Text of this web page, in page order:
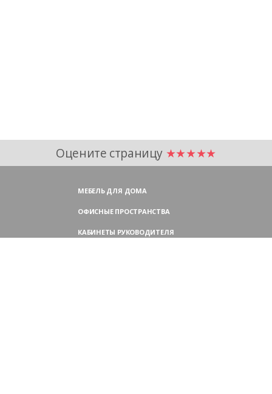
Оцените страницу ★★★★★
МЕБЕЛЬ ДЛЯ ДОМА
ОФИСНЫЕ ПРОСТРАНСТВА
КАБИНЕТЫ РУКОВОДИТЕЛЯ